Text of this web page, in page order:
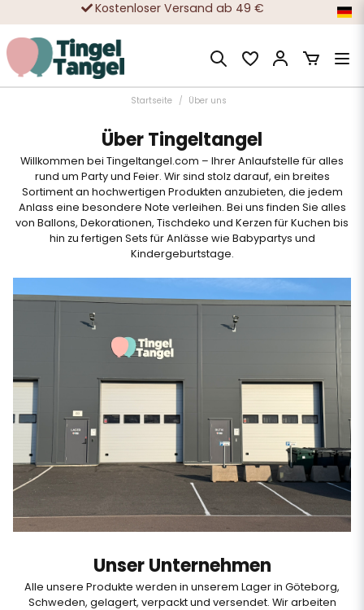
Sicheres Einkaufen mit Klarna oder Karte
Zehntausende zufriedene Kunden
Startseite Über uns
Über Tingeltangel
Willkommen bei Tingeltangel.com – Ihrer Anlaufstelle für alles
rund um Party und Feier. Wir sind stolz darauf, ein breites
Sortiment an hochwertigen Produkten anzubieten, die jedem
Anlass eine besondere Note verleihen. Bei uns finden Sie alles
von Ballons, Dekorationen, Tischdeko und Kerzen für Kuchen bis
hin zu fertigen Sets für Anlässe wie Babypartys und
Kindergeburtstage.
Unser Unternehmen
Alle unsere Produkte werden in unserem Lager in Göteborg,
Schweden, gelagert, verpackt und versendet. Wir arbeiten